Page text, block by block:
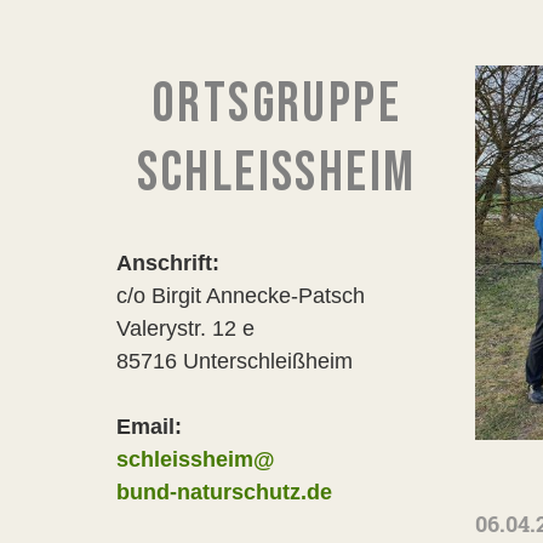
ORTSGRUPPE
SCHLEISSHEIM
Anschrift:
c/o Birgit Annecke-Patsch
Valerystr. 12 e
85716 Unterschleißheim
Email:
schleissheim@
bund-naturschutz.de